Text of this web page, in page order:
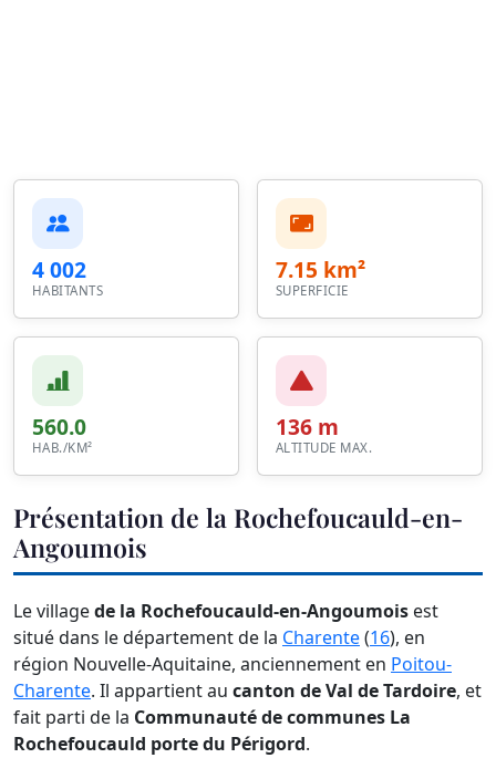
4 002
HABITANTS
7.15 km²
SUPERFICIE
560.0
HAB./KM²
136 m
ALTITUDE MAX.
Présentation de la Rochefoucauld-en-
Angoumois
Le villagede la Rochefoucauld-en-Angoumois est
situé dans le département de la Charente(16), en
région Nouvelle-Aquitaine, anciennement en Poitou-
Charente. Il appartient au canton de Val de Tardoire, et
fait parti de la Communauté de communes La
Rochefoucauld porte du Périgord.